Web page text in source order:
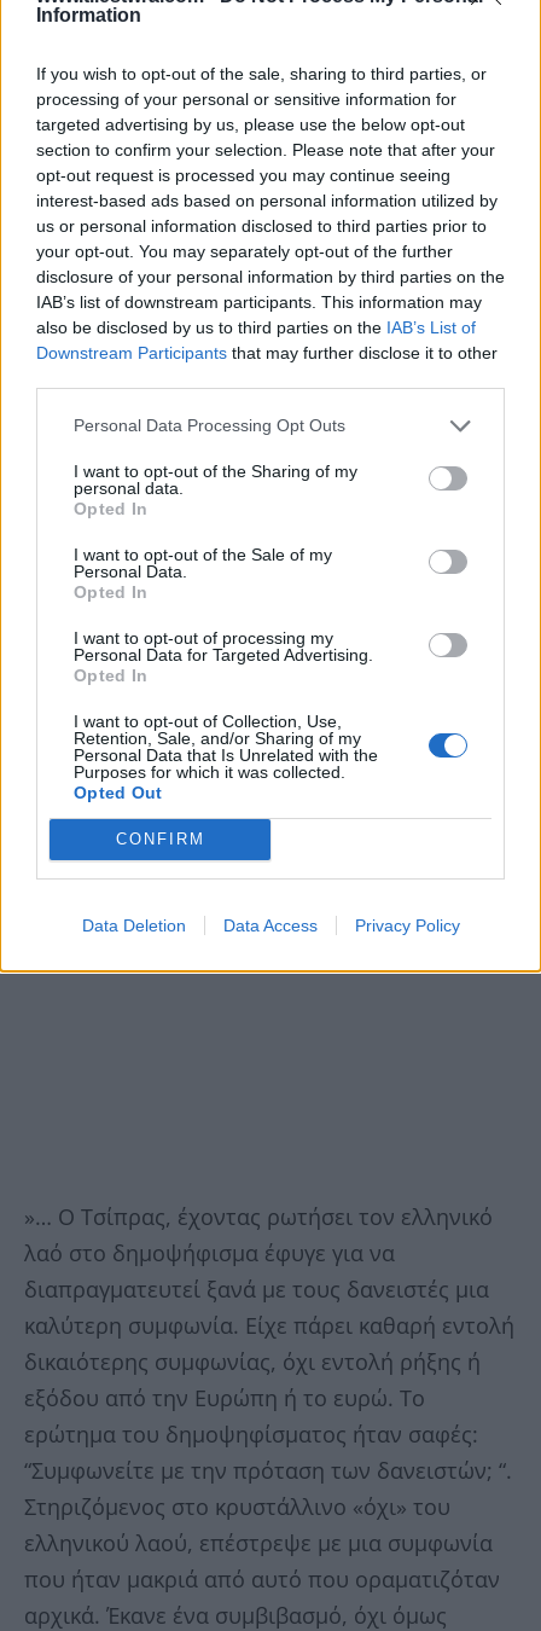
Information
If you wish to opt-out of the sale, sharing to third parties, or
processing of your personal or sensitive information for
targeted advertising by us, please use the below opt-out
section to confirm your selection. Please note that after your
opt-out request is processed you may continue seeing
interest-based ads based on personal information utilized by
us or personal information disclosed to third parties prior to
your opt-out. You may separately opt-out of the further
disclosure of your personal information by third parties on the
IAB’s list of downstream participants. This information may
also be disclosed by us to third parties on the IAB’s List of
Downstream Participants that may further disclose it to other
Personal Data Processing Opt Outs
I want to opt-out of the Sharing of my
personal data.
Opted In
I want to opt-out of the Sale of my
Personal Data.
Opted In
I want to opt-out of processing my
Personal Data for Targeted Advertising.
Opted In
I want to opt-out of Collection, Use,
Retention, Sale, and/or Sharing of my
Personal Data that Is Unrelated with the
Purposes for which it was collected.
Opted Out
CONFIRM
Data Deletion Data Access Privacy Policy
τότε που το παλιό σύστημα έπαιζε τα ρέστα
φυγαδεύσουν τις καταθέσεις τους με το φόβο
του κουρέματος των τραπεζικών καταθέσεων;
Θυμάστε το διχασμό; Εκείνοι που είχαν να
χάσουν πολλά και είχαν ήδη βγάλει τα χρήματά
τους στο εξωτερικό και εκείνοι που δεν είχαν
να χάσουν πια τίποτα.
»Ο Τσίπρας ζήτησε την κρίσιμη στιγμή τη
των ωμό εκβιασμό που του έκλεισαν
αντισταθείς”. Θυμάστε τη συγκέντρωση του
“όχι” στο Σύνταγμα; Ένα εκατομμύριο
άνθρωποι. Μια φωνή που δυνάμωνε, μια
δύναμη που μας ένωνε.
»… Ο Τσίπρας, έχοντας ρωτήσει τον ελληνικό
λαό στο δημοψήφισμα έφυγε για να
διαπραγματευτεί ξανά με τους δανειστές μια
καλύτερη συμφωνία. Είχε πάρει καθαρή εντολή
δικαιότερης συμφωνίας, όχι εντολή ρήξης ή
εξόδου από την Ευρώπη ή το ευρώ. Το
ερώτημα του δημοψηφίσματος ήταν σαφές:
“Συμφωνείτε με την πρόταση των δανειστών; “.
Στηριζόμενος στο κρυστάλλινο «όχι» του
ελληνικού λαού, επέστρεψε με μια συμφωνία
που ήταν μακριά από αυτό που οραματιζόταν
αρχικά. Έκανε ένα συμβιβασμό, όχι όμως